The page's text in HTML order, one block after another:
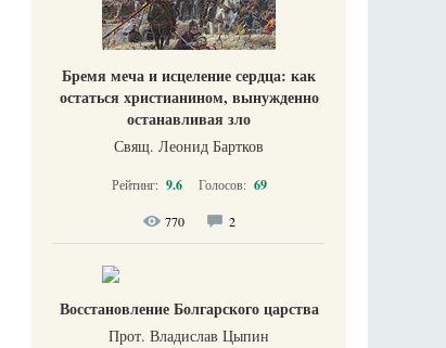
Бремя меча и исцеление сердца: как
остаться христианином, вынужденно
останавливая зло
Свящ. Леонид Бартков
Рейтинг: 9.6 Голосов: 69
770 2
Восстановление Болгарского царства
Прот. Владислав Цыпин